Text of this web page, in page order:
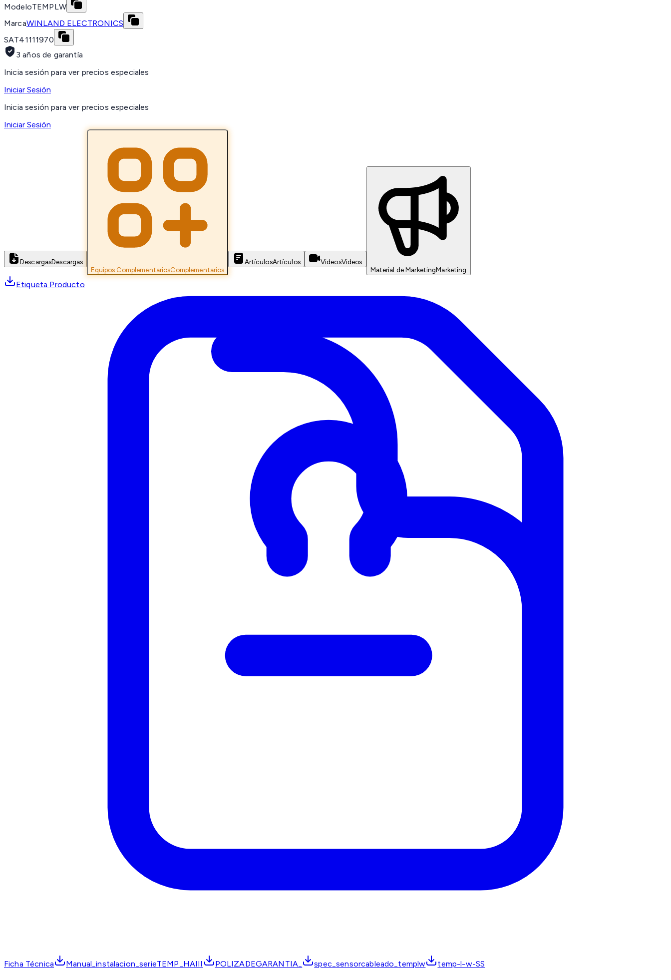
ModeloTEMPLW
MarcaWINLAND ELECTRONICS
SAT41111970
3 años de garantía
Inicia sesión para ver precios especiales
Iniciar Sesión
Inicia sesión para ver precios especiales
Iniciar Sesión
DescargasDescargas
Equipos ComplementariosComplementarios
ArtículosArtículos VideosVideos
Material de MarketingMarketing
Etiqueta Producto
Ficha Técnica Manual_instalacion_serieTEMP_HAIII POLIZADEGARANTIA_ spec_sensorcableado_templw temp-l-w-SS